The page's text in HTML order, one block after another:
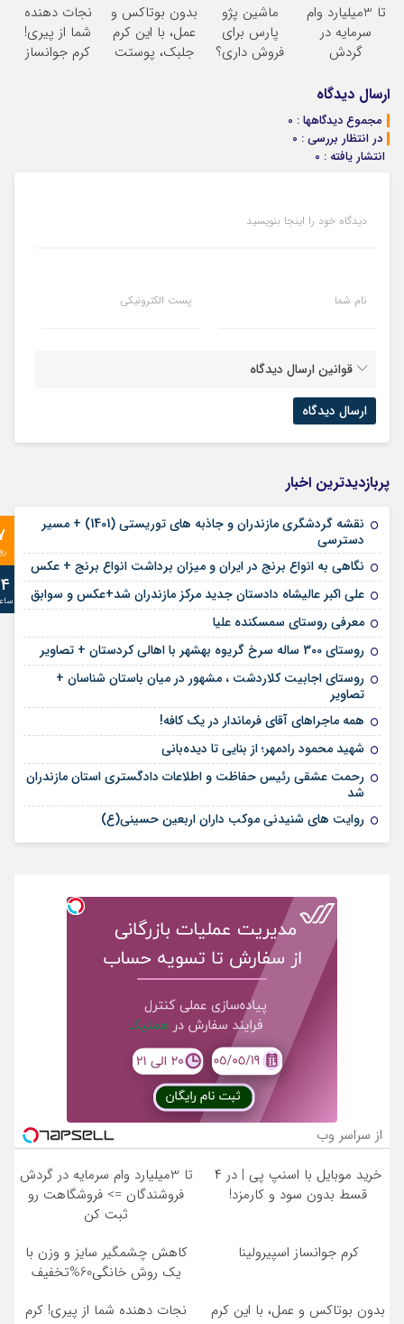
ویژه تا امشب)
ساخت!
تا 3میلیارد وام
سرمایه در
گردش
فروشگاهت رو
ثبت کن
ماشین پژو
پارس برای
فروش داری؟
بدون بوتاکس و
عمل، با این کرم
جلبک، پوستت
نجات دهنده
شما از پیری!
کرم جوانساز
ارسال دیدگاه
مجموع دیدگاهها : 0
در انتظار بررسی : 0
انتشار یافته : 0
دیدگاه خود را اینجا بنویسید
نام شما پست الکترونیکی
قوانین ارسال دیدگاه
پربازدیدترین اخبار
نقشه گردشگری مازندران و جاذبه های توریستی (1401) + مسیر
دسترسی
نگاهی به انواع برنج در ایران و میزان برداشت انواع برنج + عکس
علی‌ اکبر عالیشاه دادستان جدید مرکز مازندران شد+عکس و سوابق
معرفی روستای سمسکنده علیا
روستای 300 ساله سرخ ‌گریوه بهشهر با اهالی کردستان + تصاویر
روستای اجابیت کلاردشت ، مشهور در میان باستان شناسان +
تصاویر
همه ماجراهای آقای فرماندار در یک کافه!
شهید محمود رادمهر؛ از بنایی تا دیده‌بانی
رحمت عشقی رئیس حفاظت و اطلاعات دادگستری استان مازندران
شد
روایت های شنیدنی موکب داران اربعین حسینی(ع)
از سراسر وب
خرید موبایل با اسنپ پی | در ۴
قسط بدون سود و کارمزد!
تا 3میلیارد وام سرمایه در گردش
فروشندگان => فروشگاهت رو
ثبت کن
کرم جوانساز اسپیرولینا
کاهش چشمگیر سایز و وزن با
یک روش خانگی60%تخفیف
بدون بوتاکس و عمل، با این کرم
نجات دهنده شما از پیری! کرم